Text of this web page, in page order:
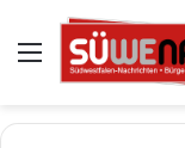
Auswahl